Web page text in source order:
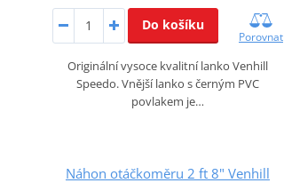
Do košíku
Porovnat
Originální vysoce kvalitní lanko Venhill
Speedo. Vnější lanko s černým PVC
povlakem je…
Náhon otáčkoměru 2 ft 8" Venhill